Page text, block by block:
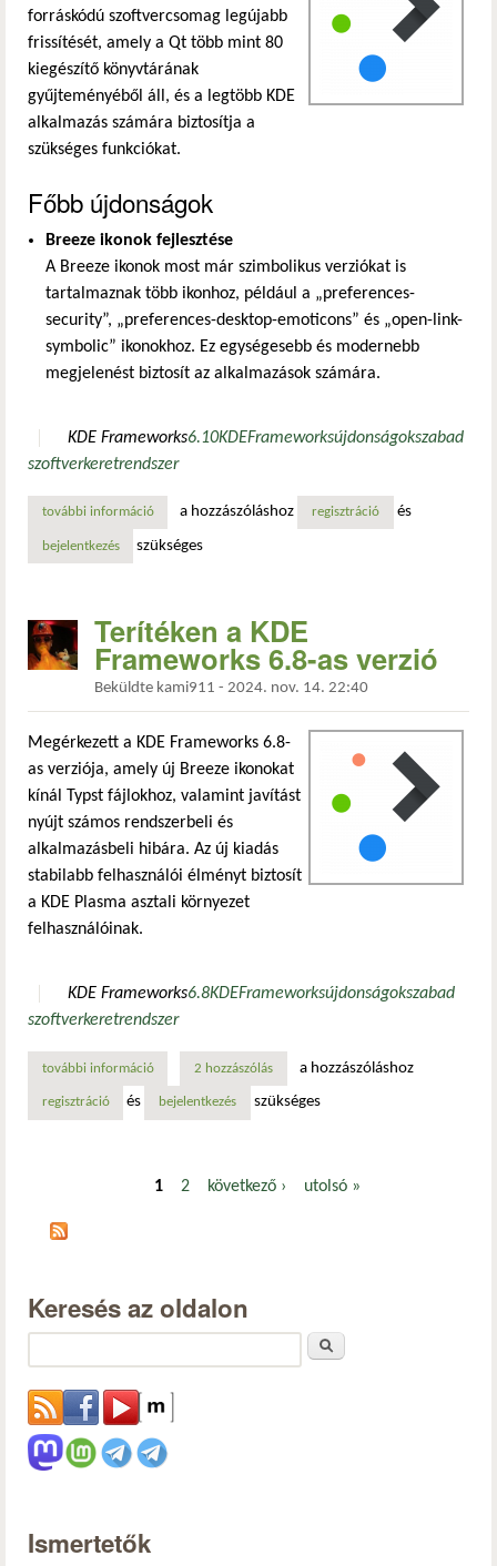
forráskódú szoftvercsomag legújabb
frissítését, amely a Qt több mint 80
kiegészítő könyvtárának
gyűjteményéből áll, és a legtöbb KDE
alkalmazás számára biztosítja a
szükséges funkciókat.
Főbb újdonságok
Breeze ikonok fejlesztése
A Breeze ikonok most már szimbolikus verziókat is
tartalmaznak több ikonhoz, például a „preferences-
security”, „preferences-desktop-emoticons” és „open-link-
symbolic” ikonokhoz. Ez egységesebb és modernebb
megjelenést biztosít az alkalmazások számára.
KDE Frameworks6.10KDEFrameworksújdonságokszabad
szoftverkeretrendszer
további információmegjelent a kde frameworks 6.10 tartalommal
a hozzászóláshoz regisztráció és
bejelentkezés szükséges
Terítéken a KDE
Frameworks 6.8-as verzió
Beküldte kami911 - 2024. nov. 14. 22:40
Megérkezett a KDE Frameworks 6.8-
as verziója, amely új Breeze ikonokat
kínál Typst fájlokhoz, valamint javítást
nyújt számos rendszerbeli és
alkalmazásbeli hibára. Az új kiadás
stabilabb felhasználói élményt biztosít
a KDE Plasma asztali környezet
felhasználóinak.
KDE Frameworks6.8KDEFrameworksújdonságokszabad
szoftverkeretrendszer
további információterítéken a kde frameworks 6.8-as verzió tartalommal
2 hozzászólás a hozzászóláshoz
regisztráció és bejelentkezés szükséges
Oldalak
1 2 következő › utolsó »
Keresés az oldalon
Ismertetők